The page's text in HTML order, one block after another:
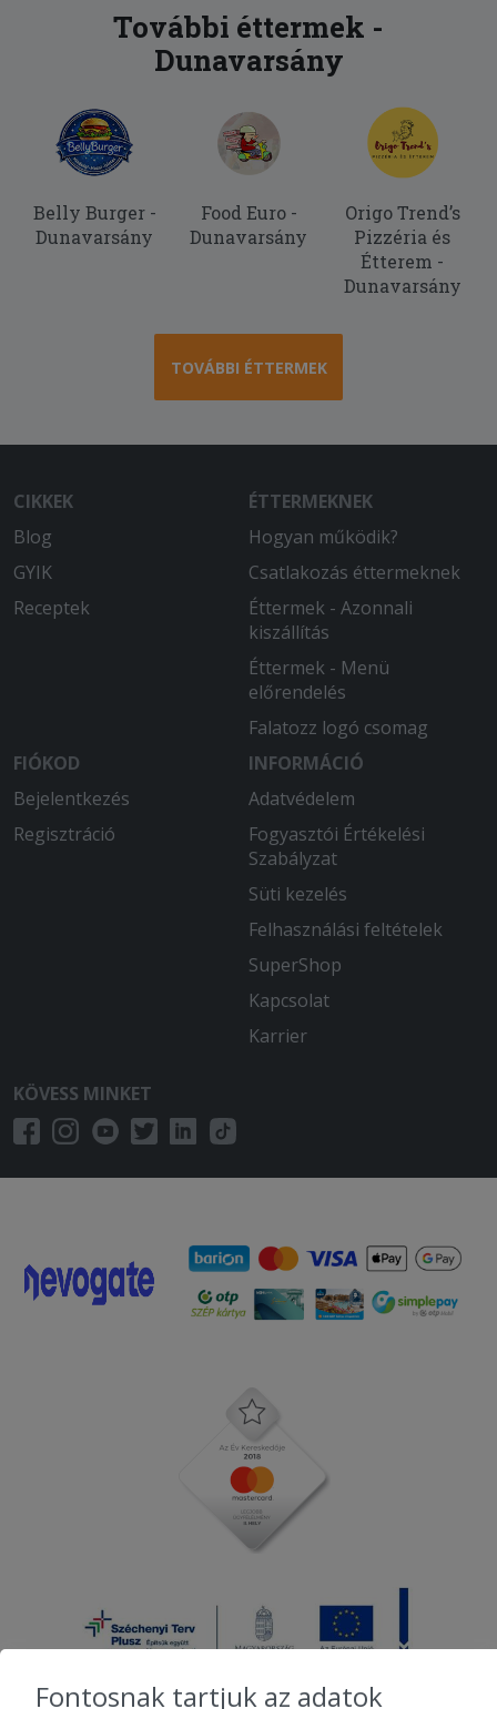
kíványcsiság volt, elsődlegesen pdig a
tartalom, amely finom és kielégítő volt.
Köszönjük a kiszolgálást.
További éttermek -
Dunavarsány
Belly Burger -
Dunavarsány
Food Euro -
Dunavarsány
Origo Trend’s
Pizzéria és
Étterem -
Dunavarsány
TOVÁBBI ÉTTERMEK
CIKKEK
Blog
GYIK
Receptek
ÉTTERMEKNEK
Hogyan működik?
Csatlakozás éttermeknek
Éttermek - Azonnali
kiszállítás
Éttermek - Menü
előrendelés
Falatozz logó csomag
FIÓKOD
Bejelentkezés
Regisztráció
INFORMÁCIÓ
Adatvédelem
Fogyasztói Értékelési
Szabályzat
Süti kezelés
Felhasználási feltételek
SuperShop
Kapcsolat
Karrier
KÖVESS MINKET
Fontosnak tartjuk az adatok